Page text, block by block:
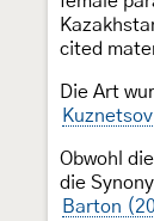
cited
Die Art
Obwohl
die
Barton